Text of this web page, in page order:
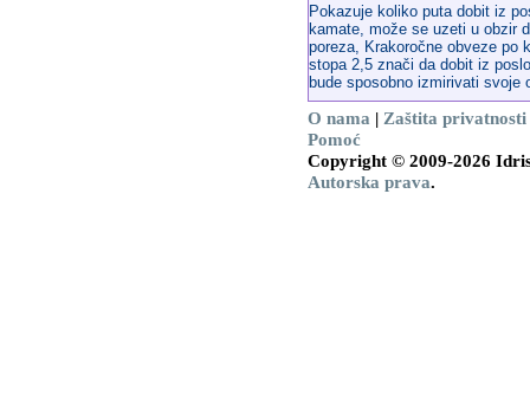
Pokazuje koliko puta dobit iz
kamate, može se uzeti u obzir
poreza, Krakoročne obveze po
stopa 2,5 znači da dobit iz
bude sposobno izmirivati svoje
O nama | Zaštita privatnosti
Pomoć
Copyright © 2009-2026
Autorska prava.